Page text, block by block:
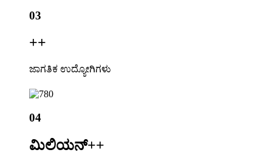
03
++
ಜಾಗತಿಕ ಉದ್ಯೋಗಿಗಳು
04
ಮಿಲಿಯನ್++